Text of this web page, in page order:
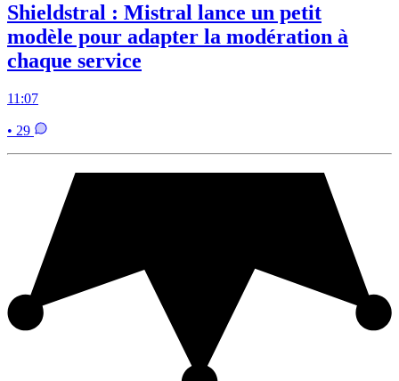
Shieldstral : Mistral lance un petit
modèle pour adapter la modération à
chaque service
11:07
• 29